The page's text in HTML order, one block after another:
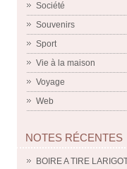
Société
Souvenirs
Sport
Vie à la maison
Voyage
Web
NOTES RÉCENTES
BOIRE A TIRE